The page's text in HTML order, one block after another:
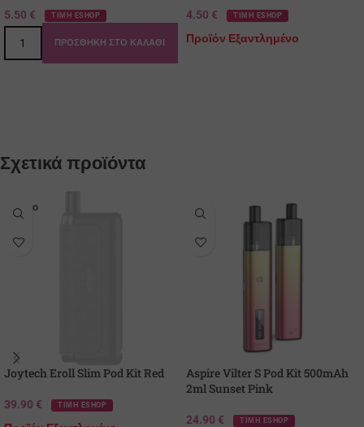
5.50 € ΤΙΜΗ ESHOP
ΠΡΟΣΘΉΚΗ ΣΤΟ ΚΑΛΆΘΙ
4.50 € ΤΙΜΗ ESHOP
Προϊόν Εξαντλημένο
Σχετικά προϊόντα
SOLD O
UT
Joytech Eroll Slim Pod Kit Red
39.90 € ΤΙΜΗ ESHOP
Aspire Vilter S Pod Kit 500mAh
2ml Sunset Pink
24.90 € ΤΙΜΗ ESHOP